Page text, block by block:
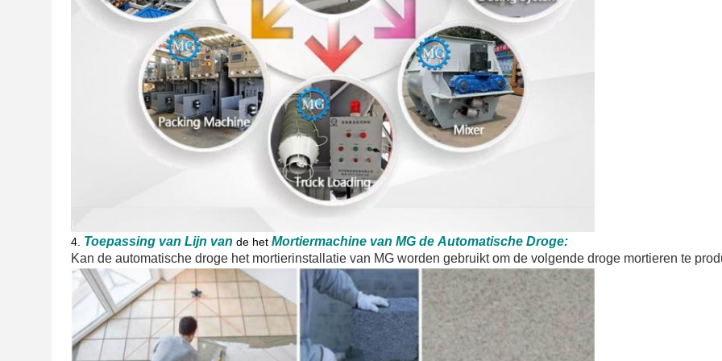
4. Toepassing van Lijn van de het Mortiermachine van MG de Automatische Droge:
Kan de automatische droge het mortierinstallatie van MG worden gebruikt om de volgende droge mortieren te